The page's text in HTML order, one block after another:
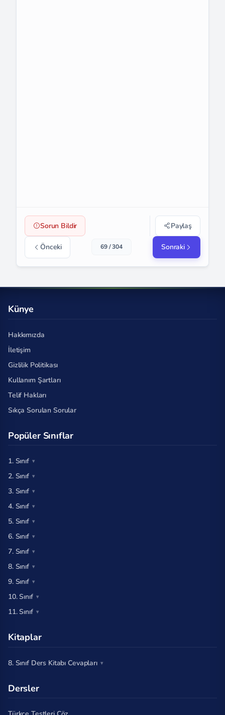
Sorun Bildir Paylaş
Önceki 69 / 304 Sonraki
Künye
Hakkımızda
İletişim
Gizlilik Politikası
Kullanım Şartları
Telif Hakları
Sıkça Sorulan Sorular
Popüler Sınıflar
1. Sınıf
2. Sınıf
3. Sınıf
4. Sınıf
5. Sınıf
6. Sınıf
7. Sınıf
8. Sınıf
9. Sınıf
10. Sınıf
11. Sınıf
Kitaplar
8. Sınıf Ders Kitabı Cevapları
Dersler